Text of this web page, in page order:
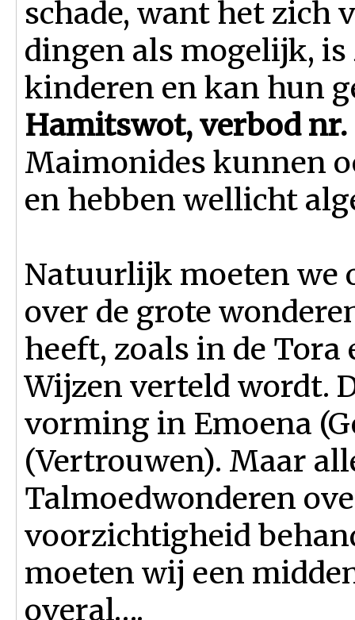
schade, want het zich
dingen als mogelijk,
kinderen en kan hun
Hamitswot, verbod nr.
Maimonides kunnen
en hebben wellicht
Natuurlijk moeten we
over de grote
heeft, zoals in de Tora
Wijzen verteld wordt.
vorming in Emoena
(Vertrouwen). Maar
Talmoedwonderen
voorzichtigheid
moeten wij een
overal….